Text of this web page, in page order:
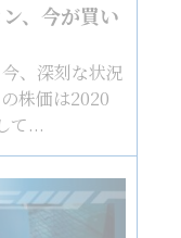
、今が買い
、深刻な状況
株価は2020
て...